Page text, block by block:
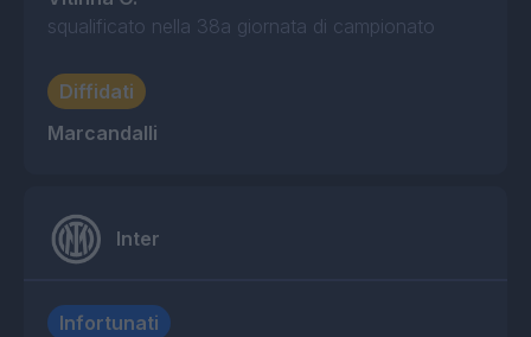
squalificato nella 38a giornata di campionato
Diffidati
Marcandalli
Inter
Infortunati